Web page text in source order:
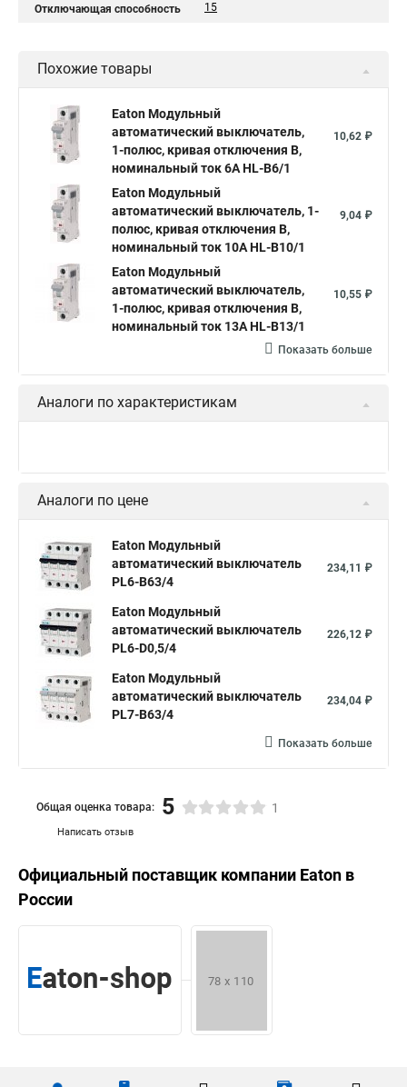
Отключающая способность 15
Похожие товары
Eaton Модульный
автоматический выключатель,
1-полюс, кривая отключения B,
номинальный ток 6А HL-B6/1
10,62 ₽
Eaton Модульный
автоматический выключатель, 1-
полюс, кривая отключения B,
номинальный ток 10А HL-B10/1
9,04 ₽
Eaton Модульный
автоматический выключатель,
1-полюс, кривая отключения B,
номинальный ток 13А HL-B13/1
10,55 ₽
Показать больше
Аналоги по характеристикам
Аналоги по цене
Eaton Модульный
автоматический выключатель
PL6-B63/4
234,11 ₽
Eaton Модульный
автоматический выключатель
PL6-D0,5/4
226,12 ₽
Eaton Модульный
автоматический выключатель
PL7-B63/4
234,04 ₽
Показать больше
Написать отзыв
Общая оценка товара: 5 1
Официальный поставщик компании Eaton в
России